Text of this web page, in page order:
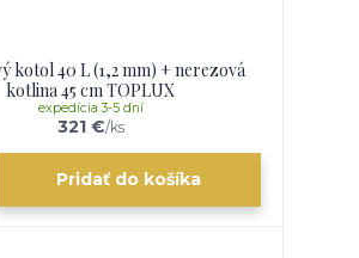
kotol 40 L (1,2 mm) + nerezová
kotlina 45 cm TOPLUX
321 €/ks
expedícia 3-5 dní
Pridať do košíka